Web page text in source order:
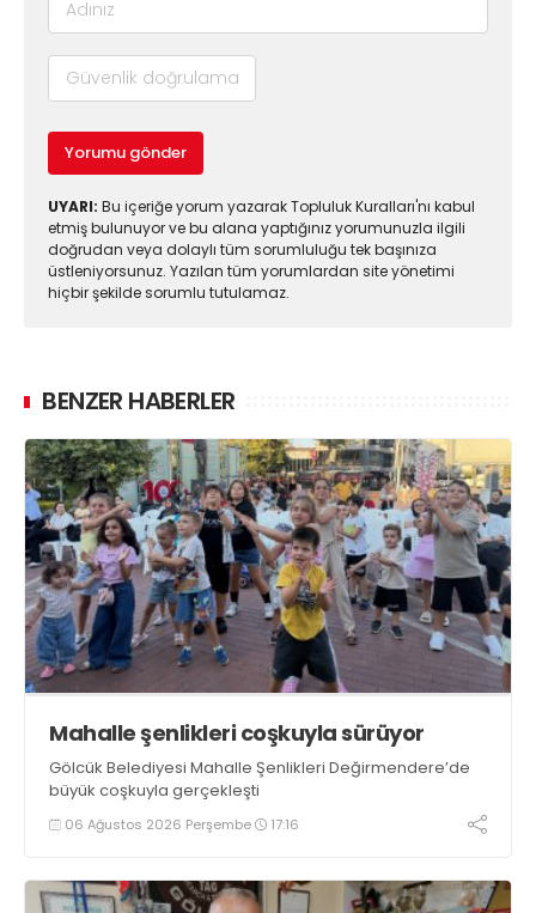
Yorumu gönder
UYARI: Bu içeriğe yorum yazarak Topluluk Kuralları'nı kabul
etmiş bulunuyor ve bu alana yaptığınız yorumunuzla ilgili
doğrudan veya dolaylı tüm sorumluluğu tek başınıza
üstleniyorsunuz. Yazılan tüm yorumlardan site yönetimi
hiçbir şekilde sorumlu tutulamaz.
BENZER HABERLER
Mahalle şenlikleri coşkuyla sürüyor
Gölcük Belediyesi Mahalle Şenlikleri Değirmendere’de
büyük coşkuyla gerçekleşti
06 Ağustos 2026 Perşembe 17:16